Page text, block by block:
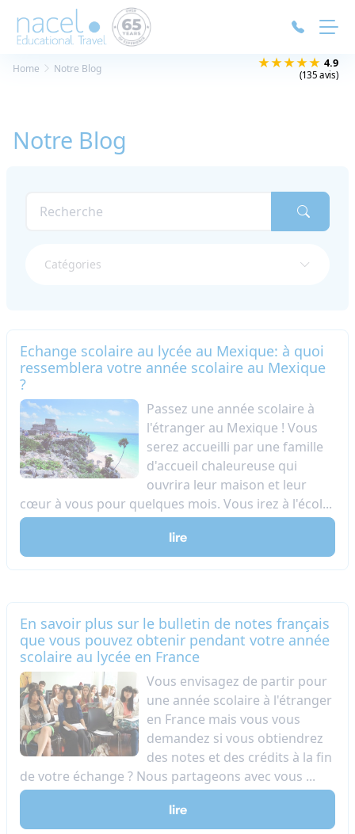
★★★★★ 4.9
(135 avis)
Home Notre Blog
Notre Blog
Catégories
Echange scolaire au lycée au Mexique: à quoi
ressemblera votre année scolaire au Mexique
?
Passez une année scolaire à
l'étranger au Mexique ! Vous
serez accueilli par une famille
d'accueil chaleureuse qui
ouvrira leur maison et leur
cœur à vous pour quelques mois. Vous irez à l'écol...
lire
En savoir plus sur le bulletin de notes français
que vous pouvez obtenir pendant votre année
scolaire au lycée en France
Vous envisagez de partir pour
une année scolaire à l'étranger
en France mais vous vous
demandez si vous obtiendrez
des notes et des crédits à la fin
de votre échange ? Nous partageons avec vous ...
lire
Panneau de gestion des cookies